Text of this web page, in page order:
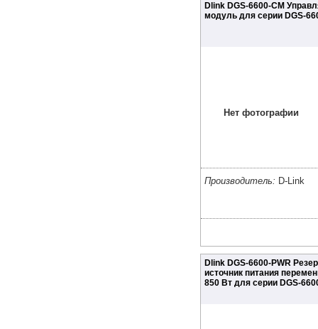
Dlink DGS-6600-CM
модуль для серии DGS-
Нет фотографии
Производитель: D-Link
Dlink DGS-6600-PWR
источник питания
850 Вт для серии DGS-